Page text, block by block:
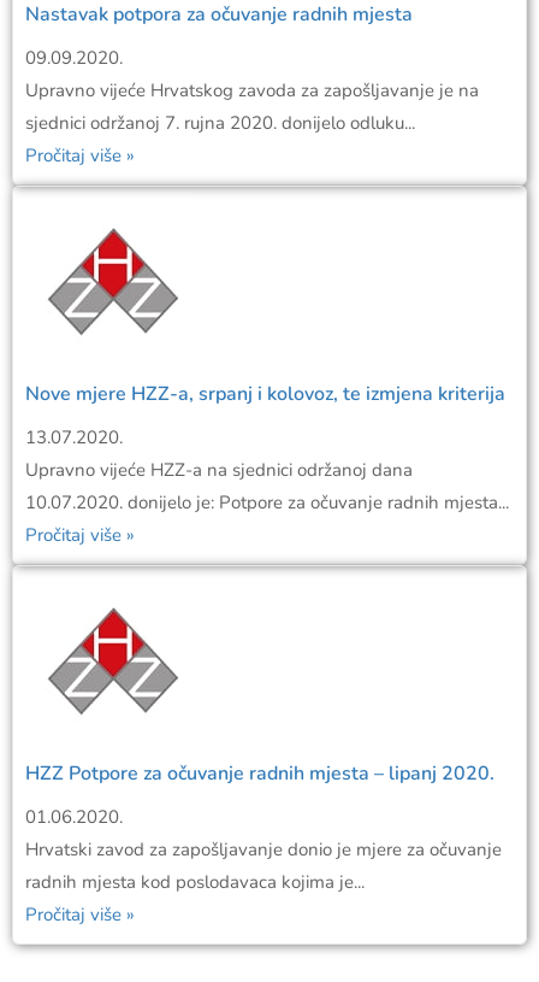
Nastavak potpora za očuvanje radnih mjesta
09.09.2020.
Upravno vijeće Hrvatskog zavoda za zapošljavanje je na
sjednici održanoj 7. rujna 2020. donijelo odluku...
Pročitaj više »
Nove mjere HZZ-a, srpanj i kolovoz, te izmjena kriterija
13.07.2020.
Upravno vijeće HZZ-a na sjednici održanoj dana
10.07.2020. donijelo je: Potpore za očuvanje radnih mjesta...
Pročitaj više »
HZZ Potpore za očuvanje radnih mjesta – lipanj 2020.
01.06.2020.
Hrvatski zavod za zapošljavanje donio je mjere za očuvanje
radnih mjesta kod poslodavaca kojima je...
Pročitaj više »